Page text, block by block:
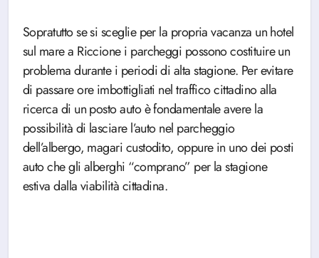
Sopratutto se si sceglie per la propria vacanza un hotel
sul mare a Riccione i parcheggi possono costituire un
problema durante i periodi di alta stagione. Per evitare
di passare ore imbottigliati nel traffico cittadino alla
ricerca di un posto auto è fondamentale avere la
possibilità di lasciare l’auto nel parcheggio
dell’albergo, magari custodito, oppure in uno dei posti
auto che gli alberghi “comprano” per la stagione
estiva dalla viabilità cittadina.